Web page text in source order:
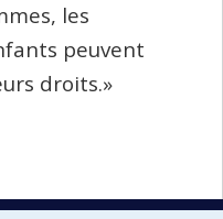
les
peuvent
droits.»